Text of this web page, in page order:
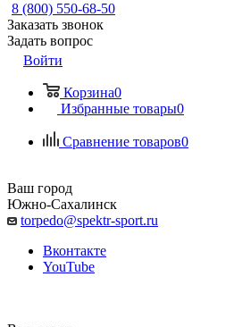
8 (800) 550-68-50
Заказать звонок
Задать вопрос
Войти
Корзина0
Избранные товары0
Сравнение товаров0
Ваш город
Южно-Сахалинск
torpedo@spektr-sport.ru
Вконтакте
YouTube